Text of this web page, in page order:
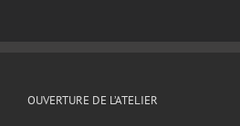
OUVERTURE DE L’ATELIER